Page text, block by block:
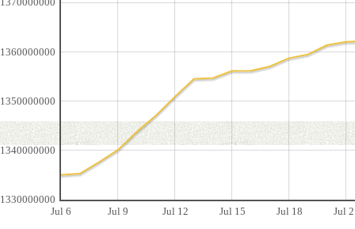
Jul 6 Jul 9 Jul 12 Jul 15 Jul 18 Jul
1330000000
1340000000
1350000000
1360000000